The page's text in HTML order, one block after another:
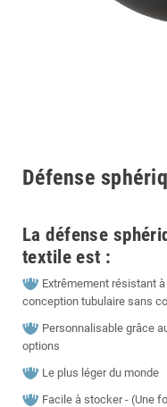
Défense
La défense
textile est :
Extrêmement résistant
conception tubulaire sans
Personnalisable grâce
options
Le plus léger du monde
Facile à stocker - (Une